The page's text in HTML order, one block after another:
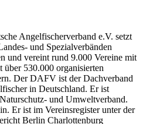
Angelfischerverband e.V. setzt
und Spezialverbänden
und vereint rund 9.000 Vereine mit
über 530.000 organisierten
Der DAFV ist der Dachverband
in Deutschland. Er ist
und Umweltverband.
Er ist im Vereinsregister unter der
Berlin Charlottenburg